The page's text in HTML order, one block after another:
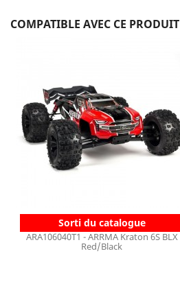
COMPATIBLE AVEC CE PRODUIT
Sorti du catalogue
ARA106040T1 - ARRMA Kraton 6S BLX
Red/Black